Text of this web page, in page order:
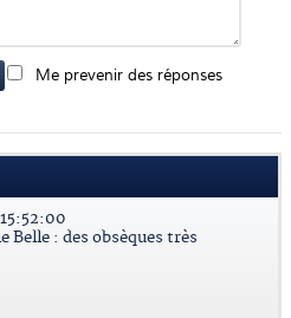
Me prevenir des réponses
Belle : des obsèques très